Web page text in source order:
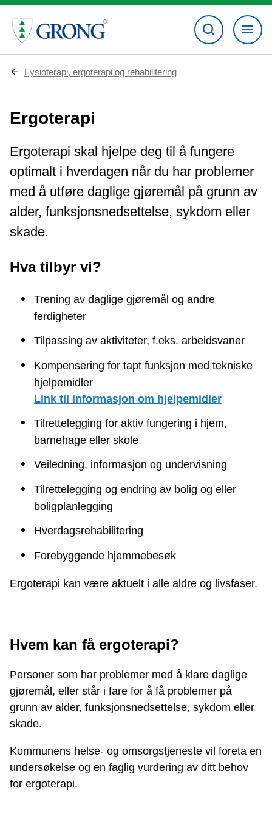
D
h
e
:
Fysioterapi, ergoterapi og rehabilitering
Ergoterapi
Ergoterapi skal hjelpe deg til å fungere
optimalt i hverdagen når du har problemer
med å utføre daglige gjøremål på grunn av
alder, funksjonsnedsettelse, sykdom eller
skade.
Hva tilbyr vi?
Trening av daglige gjøremål og andre
ferdigheter
Tilpassing av aktiviteter, f.eks. arbeidsvaner
Kompensering for tapt funksjon med tekniske
hjelpemidler
Link til informasjon om hjelpemidler
Tilrettelegging for aktiv fungering i hjem,
barnehage eller skole
Veiledning, informasjon og undervisning
Tilrettelegging og endring av bolig og eller
boligplanlegging
Hverdagsrehabilitering
Forebyggende hjemmebesøk
Ergoterapi kan være aktuelt i alle aldre og livsfaser.
Hvem kan få ergoterapi?
Personer som har problemer med å klare daglige
gjøremål, eller står i fare for å få problemer på
grunn av alder, funksjonsnedsettelse, sykdom eller
skade.
Kommunens helse- og omsorgstjeneste vil foreta en
undersøkelse og en faglig vurdering av ditt behov
for ergoterapi.